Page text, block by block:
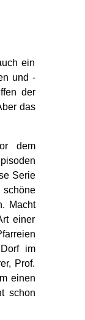
ein
und -
der
das
dem
Serie
schöne
Macht
einer
im
Prof.
einen
schon